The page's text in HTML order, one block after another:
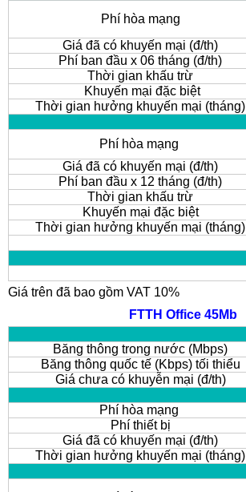
Phí hòa mạng
Giá đã có khuyến mại (đ/th)
Phí ban đầu x 06 tháng (đ/th)
Thời gian khấu trừ
Khuyến mại đặc biệt
Thời gian hưởng khuyến mại (tháng)
Phí hòa mạng
Giá đã có khuyến mại (đ/th)
Phí ban đầu x 12 tháng (đ/th)
Thời gian khấu trừ
Khuyến mại đặc biệt
Thời gian hưởng khuyến mại (tháng)
Giá trên đã bao gồm VAT 10%
FTTH Office 45Mb
Băng thông trong nước (Mbps)
Băng thông quốc tế (Kbps) tối thiểu
Giá chưa có khuyễn mại (đ/th)
Phí hòa mạng
Phí thiết bị
Giá đã có khuyến mại (đ/th)
Thời gian hưởng khuyến mại (tháng)